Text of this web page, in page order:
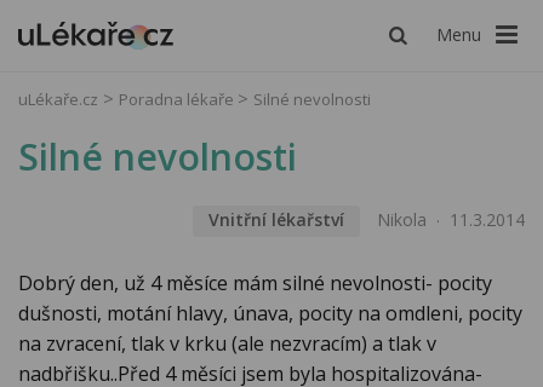
Menu
uLékaře.cz Poradna lékaře Silné nevolnosti
Silné nevolnosti
Vnitřní lékařství Nikola 11.3.2014
Dobrý den, už 4 měsíce mám silné nevolnosti- pocity
dušnosti, motání hlavy, únava, pocity na omdleni, pocity
na zvracení, tlak v krku (ale nezvracím) a tlak v
nadbřišku..Před 4 měsíci jsem byla hospitalizována-